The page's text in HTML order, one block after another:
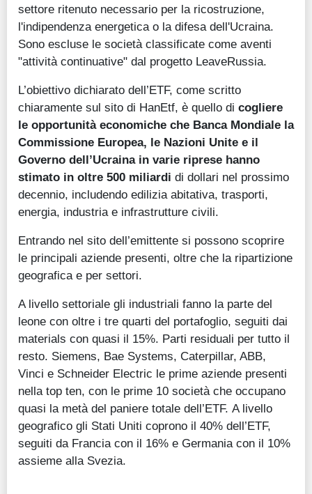
settore ritenuto necessario per la ricostruzione,
l'indipendenza energetica o la difesa dell'Ucraina.
Sono escluse le società classificate come aventi
"attività continuative" dal progetto LeaveRussia.
L’obiettivo dichiarato dell’ETF, come scritto
chiaramente sul sito di HanEtf, è quello di cogliere
le opportunità economiche che Banca Mondiale la
Commissione Europea, le Nazioni Unite e il
Governo dell’Ucraina in varie riprese hanno
stimato in oltre 500 miliardi di dollari nel prossimo
decennio, includendo edilizia abitativa, trasporti,
energia, industria e infrastrutture civili.
Entrando nel sito dell’emittente si possono scoprire
le principali aziende presenti, oltre che la ripartizione
geografica e per settori.
A livello settoriale gli industriali fanno la parte del
leone con oltre i tre quarti del portafoglio, seguiti dai
materials con quasi il 15%. Parti residuali per tutto il
resto. Siemens, Bae Systems, Caterpillar, ABB,
Vinci e Schneider Electric le prime aziende presenti
nella top ten, con le prime 10 società che occupano
quasi la metà del paniere totale dell’ETF. A livello
geografico gli Stati Uniti coprono il 40% dell’ETF,
seguiti da Francia con il 16% e Germania con il 10%
assieme alla Svezia.